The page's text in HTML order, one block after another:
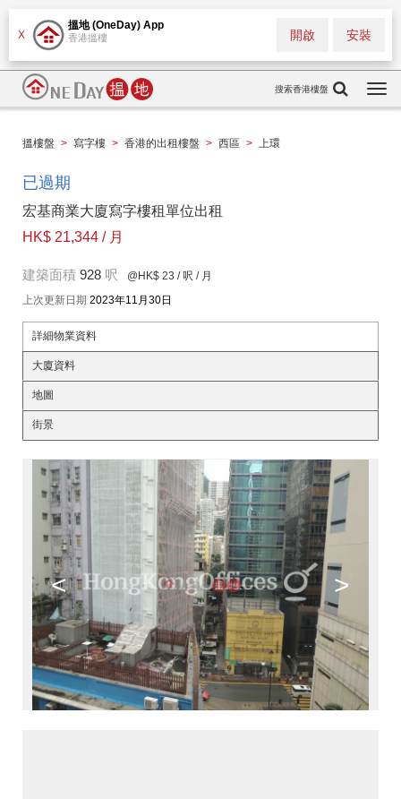
X
搵地 (OneDay) App
香港搵樓 安裝
開啟
搜索香港樓盤
搵樓盤 > 寫字樓 > 香港的出租樓盤 > 西區 > 上環
已過期
宏基商業大廈寫字樓租單位出租
HK$ 21,344 / 月
建築面積 928 呎 @HK$ 23 / 呎 / 月
上次更新日期 2023年11月30日
詳細物業資料
大廈資料
地圖
街景
< >